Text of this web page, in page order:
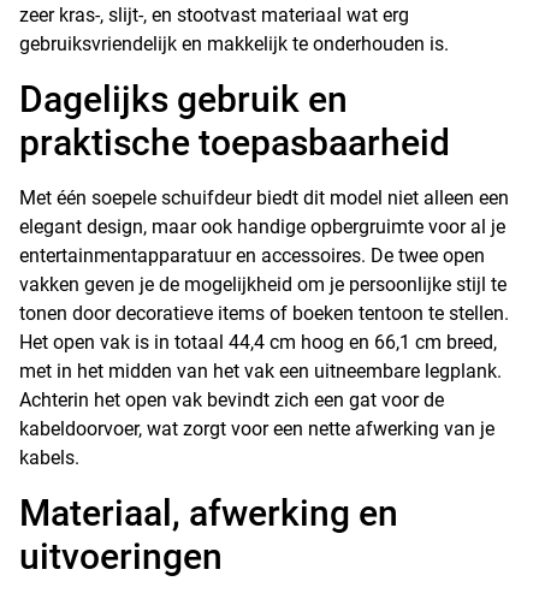
zeer kras-, slijt-, en stootvast materiaal wat erg
gebruiksvriendelijk en makkelijk te onderhouden is.
Dagelijks gebruik en
praktische toepasbaarheid
Met één soepele schuifdeur biedt dit model niet alleen een
elegant design, maar ook handige opbergruimte voor al je
entertainmentapparatuur en accessoires. De twee open
vakken geven je de mogelijkheid om je persoonlijke stijl te
tonen door decoratieve items of boeken tentoon te stellen.
Het open vak is in totaal 44,4 cm hoog en 66,1 cm breed,
met in het midden van het vak een uitneembare legplank.
Achterin het open vak bevindt zich een gat voor de
kabeldoorvoer, wat zorgt voor een nette afwerking van je
kabels.
Materiaal, afwerking en
uitvoeringen